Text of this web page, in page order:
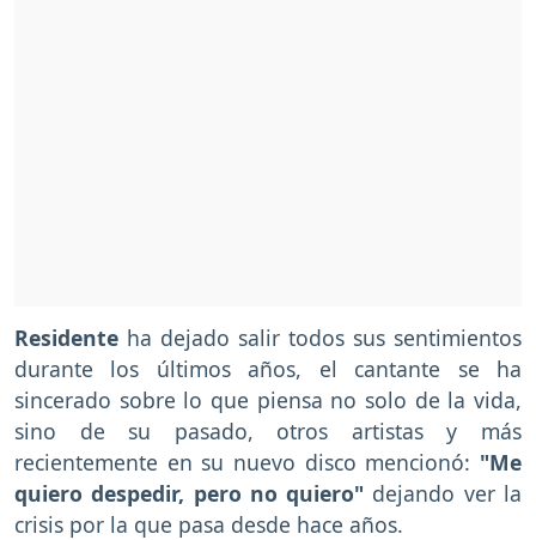
Residente ha dejado salir todos sus sentimientos
durante los últimos años, el cantante se ha
sincerado sobre lo que piensa no solo de la vida,
sino de su pasado, otros artistas y más
recientemente en su nuevo disco mencionó: "Me
quiero despedir, pero no quiero" dejando ver la
crisis por la que pasa desde hace años.